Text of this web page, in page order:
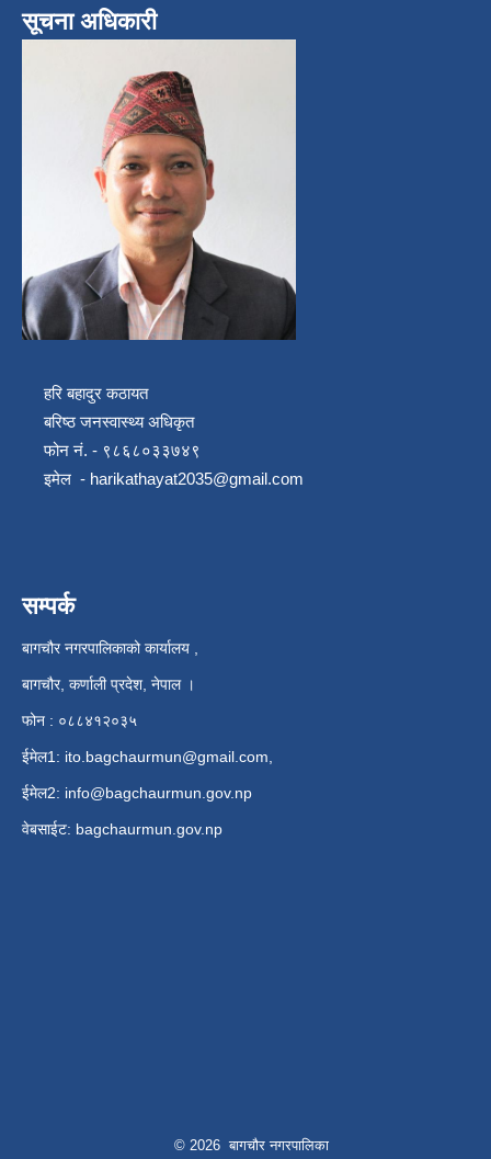
सूचना अधिकारी
हरि बहादुर कठायत
बरिष्ठ जनस्वास्थ्य अधिकृत
फोन नं. - ९८६८०३३७४९
इमेल - harikathayat2035@gmail.com
सम्पर्क
बागचौर नगरपालिकाको कार्यालय ,
बागचौर, कर्णाली प्रदेश, नेपाल ।
फोन : ०८८४१२०३५
ईमेल1: ito.bagchaurmun@gmail.com
ईमेल2: info@bagchaurmun.gov.np
वे‍बसाईट: bagchaurmun.gov.np
© 2026 बागचौर नगरपालिका